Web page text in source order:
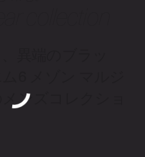
ンズコレクショ